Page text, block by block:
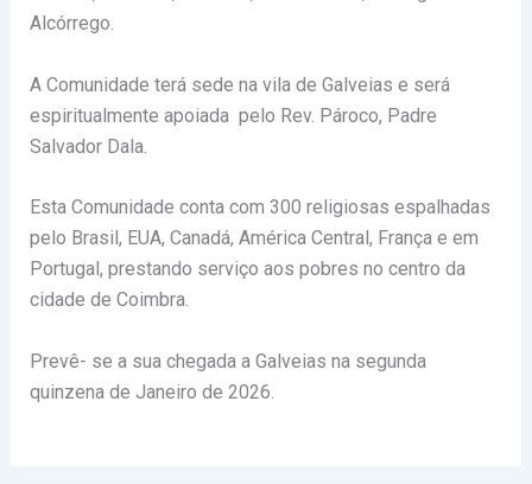
Alcórrego.
A Comunidade terá sede na vila de Galveias e será
espiritualmente apoiada pelo Rev. Pároco, Padre
Salvador Dala.
Esta Comunidade conta com 300 religiosas espalhadas
pelo Brasil, EUA, Canadá, América Central, França e em
Portugal, prestando serviço aos pobres no centro da
cidade de Coimbra.
Prevê- se a sua chegada a Galveias na segunda
quinzena de Janeiro de 2026.